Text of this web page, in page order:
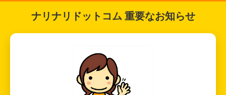
ナリナリドットコム 重要なお知らせ